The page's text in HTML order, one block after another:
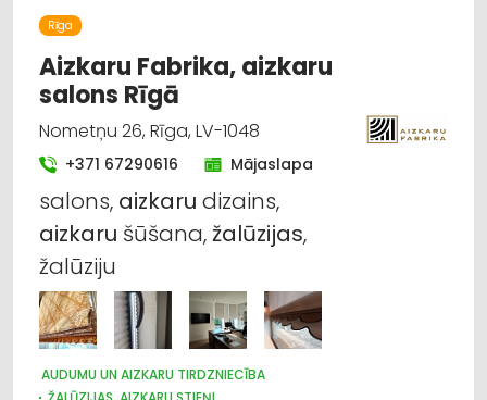
Rīga
Aizkaru Fabrika, aizkaru
salons Rīgā
Nometņu 26, Rīga, LV-1048
+371 67290616 Mājaslapa
salons, aizkaru dizains,
aizkaru šūšana,žalūzijas,
žalūziju
AUDUMU UN AIZKARU TIRDZNIECĪBA